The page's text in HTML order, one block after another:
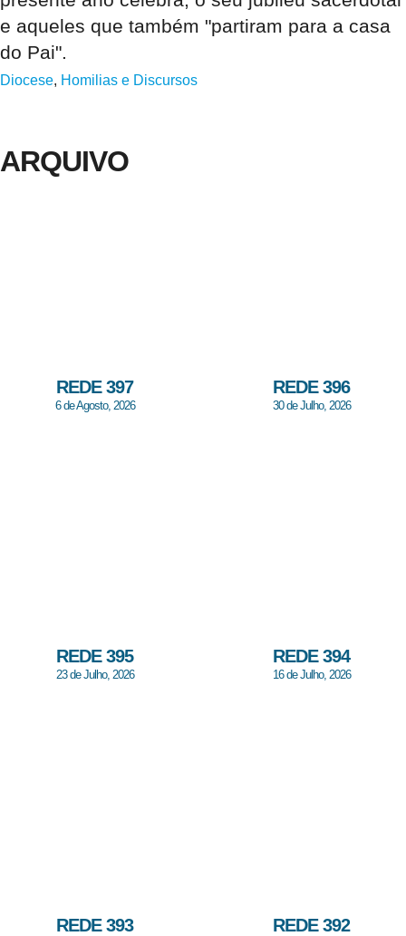
e aqueles que também "partiram para a casa
do Pai".
Diocese, Homilias e Discursos
ARQUIVO
REDE 397
6 de Agosto, 2026
REDE 396
30 de Julho, 2026
REDE 395
23 de Julho, 2026
REDE 394
16 de Julho, 2026
REDE 393 REDE 392